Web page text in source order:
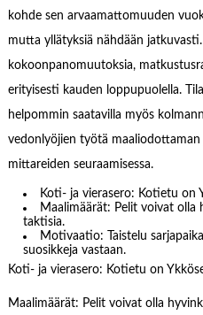
kohde sen arvaamattomuuden
mutta yllätyksiä nähdään
kokoonpanomuutoksia,
erityisesti kauden loppupuolella.
helpommin saatavilla myös
vedonlyöjien työtä
mittareiden seuraamisessa.
Koti- ja vierasero: Kotietu on
Maalimäärät: Pelit voivat olla
taktisia.
Motivaatio: Taistelu
suosikkeja vastaan.
Koti- ja vierasero: Kotietu on
Maalimäärät: Pelit voivat olla